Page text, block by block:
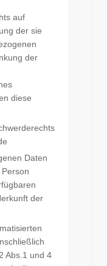
auf
der sie
der
diese
Daten
der
Abs.1 und 4